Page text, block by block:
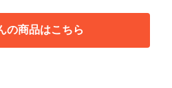
の商品はこちら